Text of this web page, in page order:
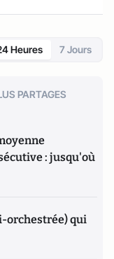
Heures 7 Jours
PARTAGES
: jusqu'où
orchestrée) qui